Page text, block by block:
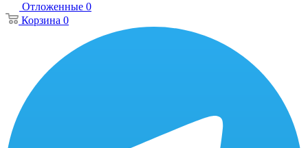
Отложенные 0
Корзина 0